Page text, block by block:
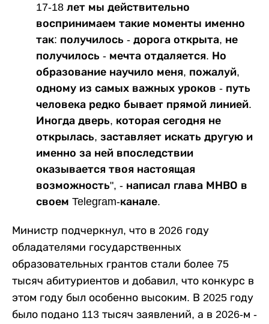
17-18 лет мы действительно
воспринимаем такие моменты именно
так: получилось - дорога открыта, не
получилось - мечта отдаляется. Но
образование научило меня, пожалуй,
одному из самых важных уроков - путь
человека редко бывает прямой линией.
Иногда дверь, которая сегодня не
открылась, заставляет искать другую и
именно за ней впоследствии
оказывается твоя настоящая
возможность", - написал глава МНВО в
своем Telegram-канале.
Министр подчеркнул, что в 2026 году
обладателями государственных
образовательных грантов стали более 75
тысяч абитуриентов и добавил, что конкурс в
этом году был особенно высоким. В 2025 году
было подано 113 тысяч заявлений, а в 2026-м -